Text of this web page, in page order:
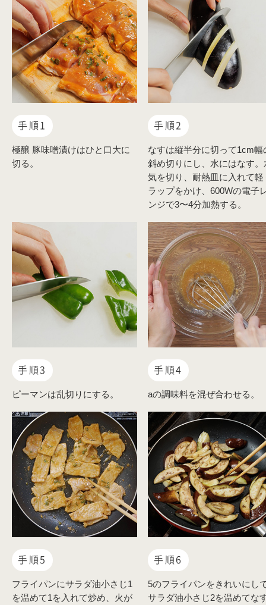
手順1
極醸 豚味噌漬けはひと口大に
切る。
手順2
なすは縦半分に切って1cm幅
斜め切りにし、水にはなす。
気を切り、耐熱皿に入れて軽
ラップをかけ、600Wの電子
ンジで3〜4分加熱する。
手順3
ピーマンは乱切りにする。
手順4
aの調味料を混ぜ合わせる。
手順5
フライパンにサラダ油小さじ1
を温めて1を入れて炒め、火が
手順6
5のフライパンをきれいにし
サラダ油小さじ2を温めてな